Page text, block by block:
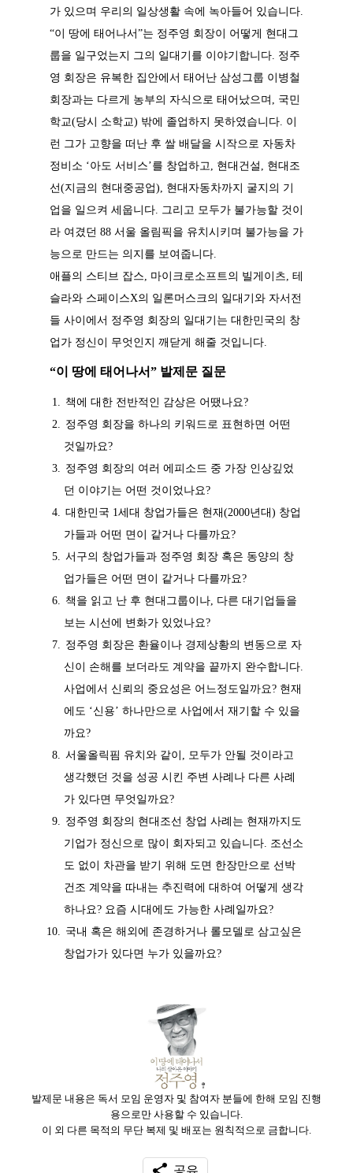
가 있으며 우리의 일상생활 속에 녹아들어 있습니다.
“이 땅에 태어나서”는 정주영 회장이 어떻게 현대그
룹을 일구었는지 그의 일대기를 이야기합니다. 정주
영 회장은 유복한 집안에서 태어난 삼성그룹 이병철
회장과는 다르게 농부의 자식으로 태어났으며, 국민
학교(당시 소학교) 밖에 졸업하지 못하였습니다. 이
런 그가 고향을 떠난 후 쌀 배달을 시작으로 자동차
정비소 ‘아도 서비스’를 창업하고, 현대건설, 현대조
선(지금의 현대중공업), 현대자동차까지 굴지의 기
업을 일으켜 세웁니다. 그리고 모두가 불가능할 것이
라 여겼던 88 서울 올림픽을 유치시키며 불가능을 가
능으로 만드는 의지를 보여줍니다.
애플의 스티브 잡스, 마이크로소프트의 빌게이츠, 테
슬라와 스페이스X의 일론머스크의 일대기와 자서전
들 사이에서 정주영 회장의 일대기는 대한민국의 창
업가 정신이 무엇인지 깨닫게 해줄 것입니다.
“이 땅에 태어나서” 발제문 질문
책에 대한 전반적인 감상은 어땠나요?
정주영 회장을 하나의 키워드로 표현하면 어떤
것일까요?
정주영 회장의 여러 에피소드 중 가장 인상깊었
던 이야기는 어떤 것이었나요?
대한민국 1세대 창업가들은 현재(2000년대) 창업
가들과 어떤 면이 같거나 다를까요?
서구의 창업가들과 정주영 회장 혹은 동양의 창
업가들은 어떤 면이 같거나 다를까요?
책을 읽고 난 후 현대그룹이나, 다른 대기업들을
보는 시선에 변화가 있었나요?
정주영 회장은 환율이나 경제상황의 변동으로 자
신이 손해를 보더라도 계약을 끝까지 완수합니다.
사업에서 신뢰의 중요성은 어느정도일까요? 현재
에도 ‘신용’ 하나만으로 사업에서 재기할 수 있을
까요?
서울올릭핌 유치와 같이, 모두가 안될 것이라고
생각했던 것을 성공 시킨 주변 사례나 다른 사례
가 있다면 무엇일까요?
정주영 회장의 현대조선 창업 사례는 현재까지도
기업가 정신으로 많이 회자되고 있습니다. 조선소
도 없이 차관을 받기 위해 도면 한장만으로 선박
건조 계약을 따내는 추진력에 대하여 어떻게 생각
하나요? 요즘 시대에도 가능한 사례일까요?
국내 혹은 해외에 존경하거나 롤모델로 삼고싶은
창업가가 있다면 누가 있을까요?
발제문 내용은 독서 모임 운영자 및 참여자 분들에 한해 모임 진행
용으로만 사용할 수 있습니다.
이 외 다른 목적의 무단 복제 및 배포는 원칙적으로 금합니다.